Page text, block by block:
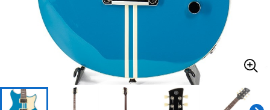
アンプ エフェクター
DJ機器 DTM